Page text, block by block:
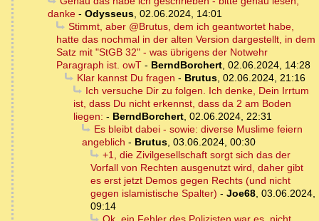
danke - Odysseus, 02.06.2024, 14:01
Stimmt, aber @Brutus, dem ich geantwortet habe,
hatte das nochmal in der alten Version dargestellt, in dem
Satz mit "StGB 32" - was übrigens der Notwehr
Paragraph ist. owT - BerndBorchert, 02.06.2024, 14:28
Klar kannst Du fragen - Brutus, 02.06.2024, 21:16
Ich versuche Dir zu folgen. Ich denke, Dein Irrtum
ist, dass Du nicht erkennst, dass da 2 am Boden
liegen: - BerndBorchert, 02.06.2024, 22:31
Es bleibt dabei - sowie: diverse Muslime feiern
angeblich - Brutus, 03.06.2024, 00:30
+1, die Zivilgesellschaft sorgt sich das der
Vorfall von Rechten ausgenutzt wird, daher gibt
es erst jetzt Demos gegen Rechts (und nicht
gegen islamistische Spalter) - Joe68, 03.06.2024,
09:14